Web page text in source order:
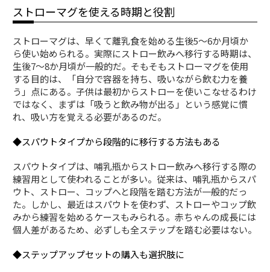
ストローマグを使える時期と役割
ストローマグは、早くて離乳食を始める生後5〜6か月頃か
ら使い始められる。実際にストロー飲みへ移行する時期は、
生後7〜8か月頃が一般的だ。そもそもストローマグを使用
する目的は、「自分で容器を持ち、吸いながら飲む力を養
う」点にある。子供は最初からストローを使いこなせるわけ
ではなく、まずは「吸うと飲み物が出る」という感覚に慣
れ、吸い方を覚える必要があるのだ。
◆スパウトタイプから段階的に移行する方法もある
スパウトタイプは、哺乳瓶からストロー飲みへ移行する際の
練習用として使われることが多い。従来は、哺乳瓶からスパ
ウト、ストロー、コップへと段階を踏む方法が一般的だっ
た。しかし、最近はスパウトを使わず、ストローやコップ飲
みから練習を始めるケースもみられる。赤ちゃんの成長には
個人差があるため、必ずしも全ステップを踏む必要はない。
◆ステップアップセットの購入も選択肢に